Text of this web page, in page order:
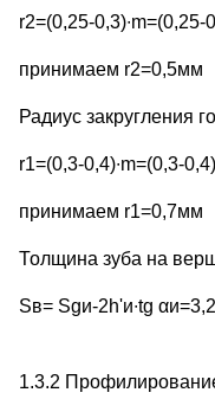
r2=(0,25-0,3)∙m=(0,25-
принимаем r2=0,5мм
Радиус закругления
r1=(0,3-0,4)∙m=(0,3-
принимаем r1=0,7мм
Толщина зуба на
Sв= Sgи-2h'и∙tg
1.3.2